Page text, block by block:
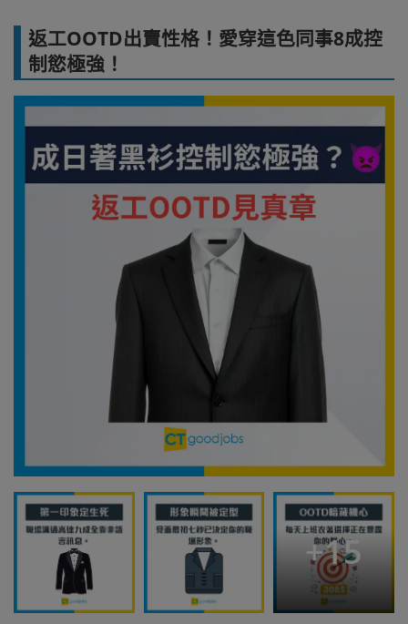
返工OOTD出賣性格！愛穿這色同事8成控
制慾極強！
+15